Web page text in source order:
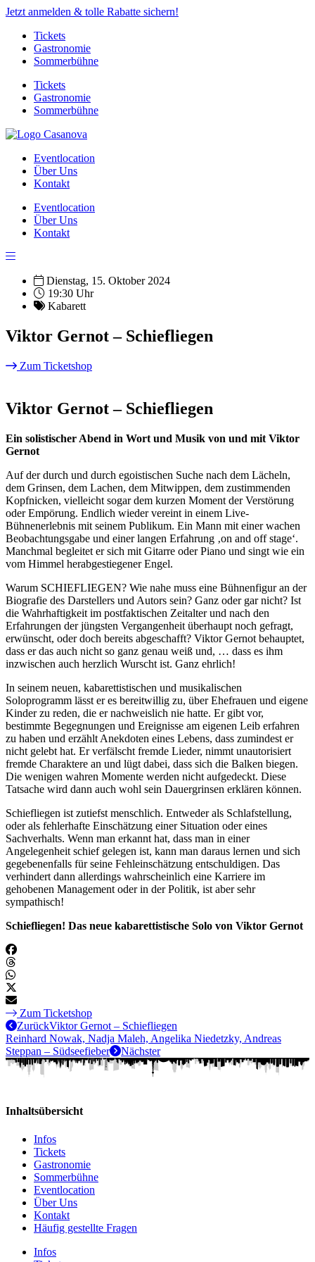
Jetzt anmelden & tolle Rabatte sichern!
Tickets
Gastronomie
Sommerbühne
Tickets
Gastronomie
Sommerbühne
Eventlocation
Über Uns
Kontakt
Eventlocation
Über Uns
Kontakt
Dienstag, 15. Oktober 2024
19:30 Uhr
Kabarett
Viktor Gernot – Schiefliegen
Zum Ticketshop
Viktor Gernot – Schiefliegen
Ein solistischer Abend in Wort und Musik von und mit Viktor
Gernot
Auf der durch und durch egoistischen Suche nach dem Lächeln,
dem Grinsen, dem Lachen, dem Mitwippen, dem zustimmenden
Kopfnicken, vielleicht sogar dem kurzen Moment der Verstörung
oder Empörung. Endlich wieder vereint in einem Live-
Bühnenerlebnis mit seinem Publikum. Ein Mann mit einer wachen
Beobachtungsgabe und einer langen Erfahrung ‚on and off stage‘.
Manchmal begleitet er sich mit Gitarre oder Piano und singt wie ein
vom Himmel herabgestiegener Engel.
Warum SCHIEFLIEGEN? Wie nahe muss eine Bühnenfigur an der
Biografie des Darstellers und Autors sein? Ganz oder gar nicht? Ist
die Wahrhaftigkeit im postfaktischen Zeitalter und nach den
Erfahrungen der jüngsten Vergangenheit überhaupt noch gefragt,
erwünscht, oder doch bereits abgeschafft? Viktor Gernot behauptet,
dass er das auch nicht so ganz genau weiß und, … dass es ihm
inzwischen auch herzlich Wurscht ist. Ganz ehrlich!
In seinem neuen, kabarettistischen und musikalischen
Soloprogramm lässt er es bereitwillig zu, über Ehefrauen und eigene
Kinder zu reden, die er nachweislich nie hatte. Er gibt vor,
bestimmte Begegnungen und Ereignisse am eigenen Leib erfahren
zu haben und erzählt Anekdoten eines Lebens, dass zumindest er
nicht gelebt hat. Er verfälscht fremde Lieder, nimmt unautorisiert
fremde Charaktere an und lügt dabei, dass sich die Balken biegen.
Die wenigen wahren Momente werden nicht aufgedeckt. Diese
Tatsache wird dann auch wohl sein Dauergrinsen erklären können.
Schiefliegen ist zutiefst menschlich. Entweder als Schlafstellung,
oder als fehlerhafte Einschätzung einer Situation oder eines
Sachverhalts. Wenn man erkannt hat, dass man in einer
Angelegenheit schief gelegen ist, kann man daraus lernen und sich
gegebenenfalls für seine Fehleinschätzung entschuldigen. Das
verhindert dann allerdings wahrscheinlich eine Karriere im
gehobenen Management oder in der Politik, ist aber sehr
sympathisch!
Schiefliegen! Das neue kabarettistische Solo von Viktor Gernot
Zum Ticketshop
ZurückViktor Gernot – Schiefliegen
Reinhard Nowak, Nadja Maleh, Angelika Niedetzky, Andreas
Steppan – Südseefieber
Nächster
Inhaltsübersicht
Infos
Tickets
Gastronomie
Sommerbühne
Eventlocation
Über Uns
Kontakt
Häufig gestellte Fragen
Infos